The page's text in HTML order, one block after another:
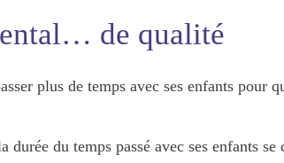
de qualité
plus de temps avec ses enfants pour
durée du temps passé avec ses enfants